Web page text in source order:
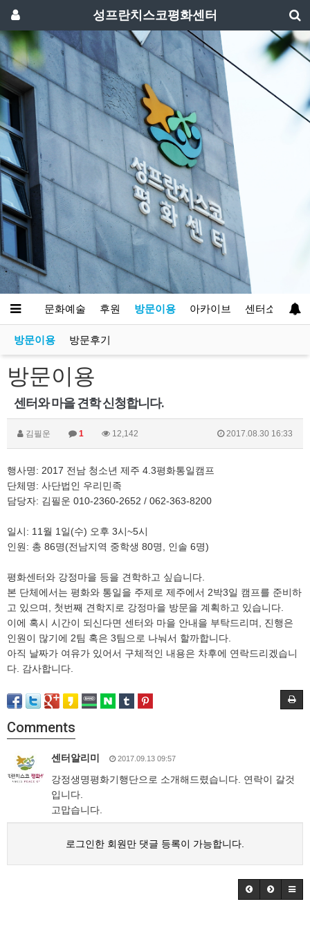
성프란치스코평화센터
영성 문화예술 후원 방문이용 아카이브 센터소개
방문이용 방문후기
방문이용
센터와 마을 견학 신청합니다.
김필운 1 12,142 2017.08.30 16:33
행사명: 2017 전남 청소년 제주 4.3평화통일캠프
단체명: 사단법인 우리민족
담당자: 김필운 010-2360-2652 / 062-363-8200
일시: 11월 1일(수) 오후 3시~5시
인원: 총 86명(전남지역 중학생 80명, 인솔 6명)
평화센터와 강정마을 등을 견학하고 싶습니다.
본 단체에서는 평화와 통일을 주제로 제주에서 2박3일 캠프를 준비하
고 있으며, 첫번째 견학지로 강정마을 방문을 계획하고 있습니다.
이에 혹시 시간이 되신다면 센터와 마을 안내을 부탁드리며, 진행은
인원이 많기에 2팀 혹은 3팀으로 나눠서 할까합니다.
아직 날짜가 여유가 있어서 구체적인 내용은 차후에 연락드리겠습니
다. 감사합니다.
Comments
센터알리미 2017.09.13 09:57
강정생명평화기행단으로 소개해드렸습니다. 연락이 갈것
입니다.
고맙습니다.
로그인한 회원만 댓글 등록이 가능합니다.